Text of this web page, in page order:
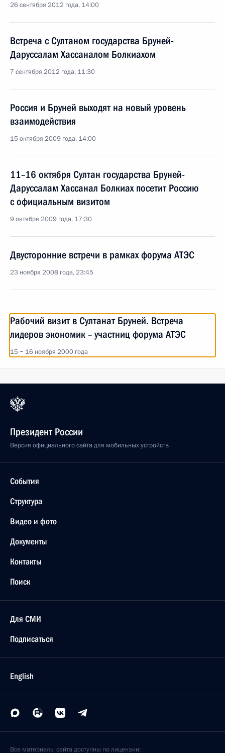
26 сентября 2012 года, 14:00
Встреча с Султаном государства Бруней-
Даруссалам Хассаналом Болкиахом
7 сентября 2012 года, 11:30
Россия и Бруней выходят на новый уровень
взаимодействия
15 октября 2009 года, 14:00
11–16 октября Султан государства Бруней-
Даруссалам Хассанал Болкиах посетит Россию
с официальным визитом
9 октября 2009 года, 17:30
Двусторонние встречи в рамках форума АТЭС
23 ноября 2008 года, 23:45
Рабочий визит в Султанат Бруней. Встреча
лидеров экономик – участниц форума АТЭС
15 − 16 ноября 2000 года
Президент России
Версия официального сайта для мобильных устройств
События
Структура
Видео и фото
Документы
Контакты
Поиск
Для СМИ
Подписаться
English
Все материалы сайта доступны по лицензии: